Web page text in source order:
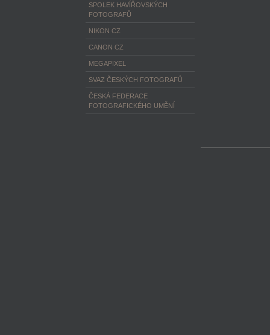
SPOLEK HAVÍŘOVSKÝCH
FOTOGRAFŮ
NIKON CZ
CANON CZ
MEGAPIXEL
SVAZ ČESKÝCH FOTOGRAFŮ
ČESKÁ FEDERACE
FOTOGRAFICKÉHO UMĚNÍ